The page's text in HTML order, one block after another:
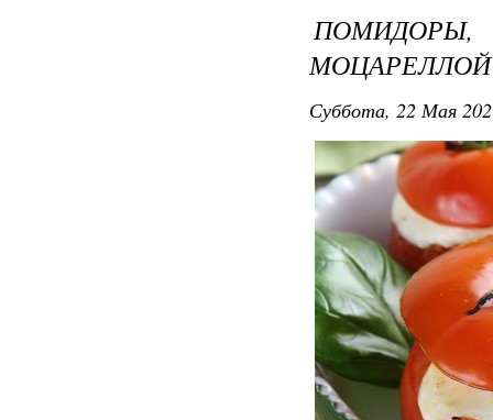
МОЦАРЕЛЛОЙ
Суббота, 22 Мая